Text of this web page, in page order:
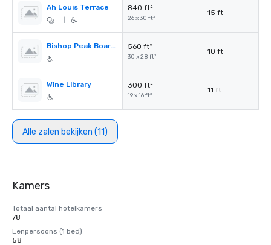
Ah Louis Terrace 840 ft²
26 x 30 ft²
15 ft
Bishop Peak Boardroom 560 ft²
30 x 28 ft²
10 ft
Wine Library 300 ft²
19 x 16 ft²
11 ft
Alle zalen bekijken (11)
Kamers
Totaal aantal hotelkamers
78
Eenpersoons (1 bed)
58